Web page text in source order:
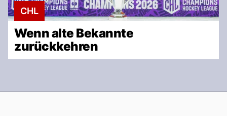
CHL
Wenn alte Bekannte
zurückkehren